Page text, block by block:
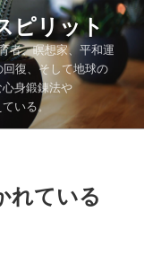
ピリット
者、瞑想家、平和運
復、そして地球の
身鍛錬法や
いる。
れている